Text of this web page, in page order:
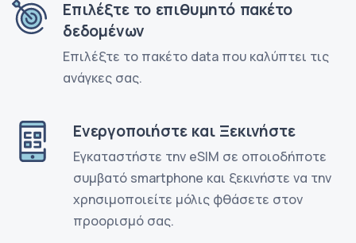
Επιλέξτε το επιθυμητό πακέτο
δεδομένων
Επιλέξτε το πακέτο data που καλύπτει τις
ανάγκες σας.
Ενεργοποιήστε και Ξεκινήστε
Εγκαταστήστε την eSIM σε οποιοδήποτε
συμβατό smartphone και ξεκινήστε να την
χρησιμοποιείτε μόλις φθάσετε στον
προορισμό σας.